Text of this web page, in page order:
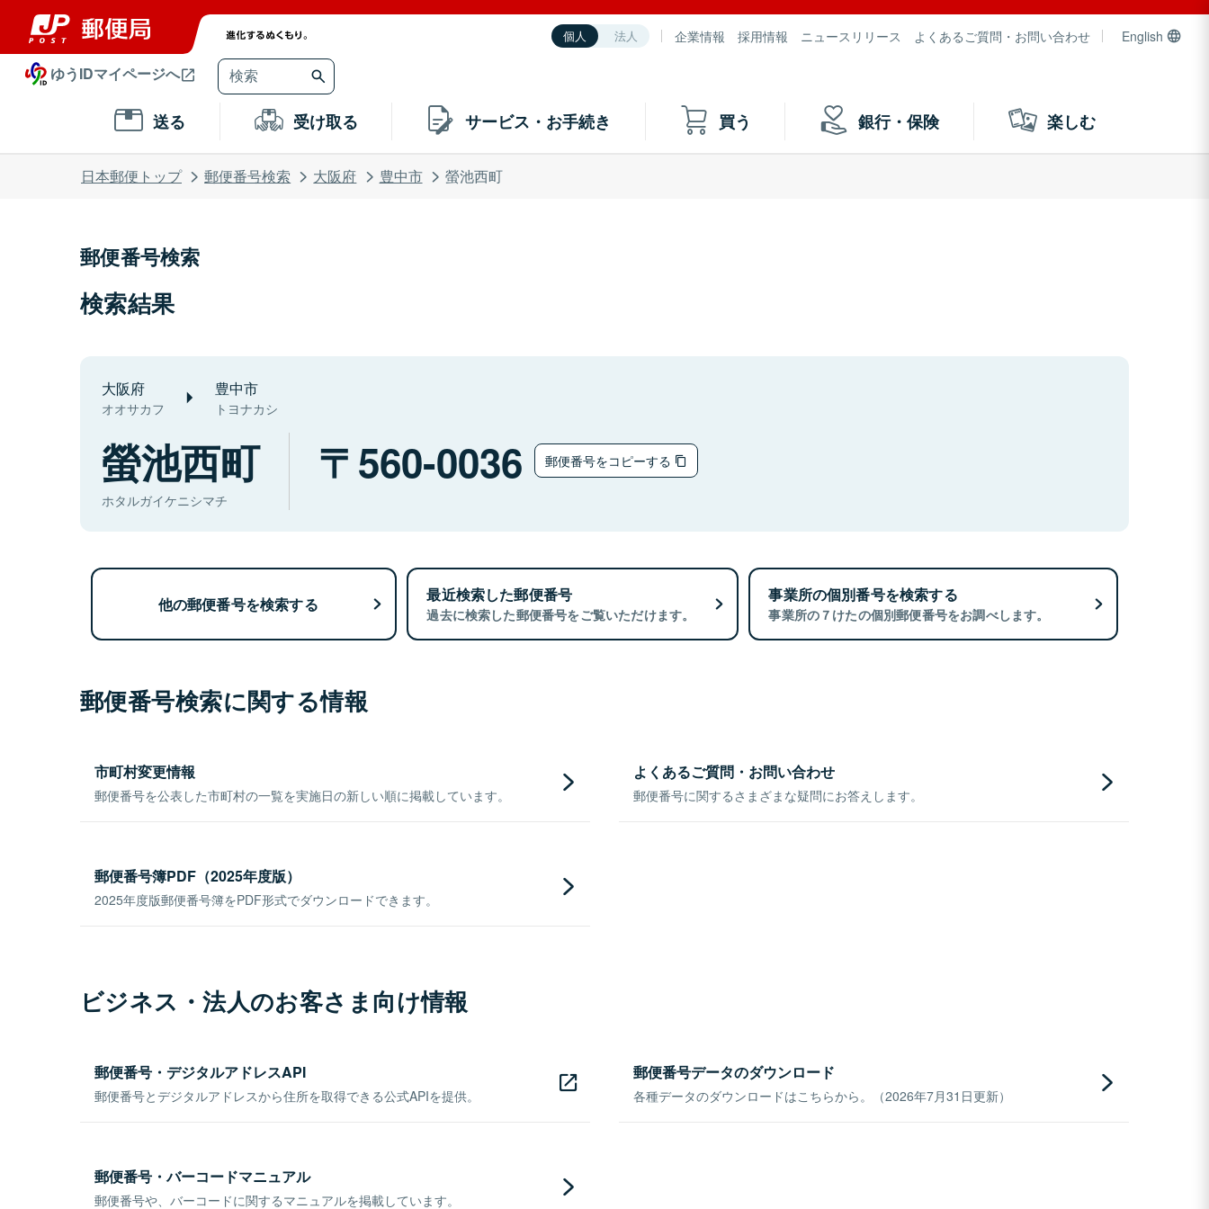
個人 法人 企業情報 採用情報 ニュースリリース よくあるご質問・お問い合わせ English
ゆうIDマイページへ
送る 受け取る サービス・お手続き 買う 銀行・保険 楽しむ
日本郵便トップ 郵便番号検索 大阪府 豊中市 螢池西町
郵便番号検索
検索結果
大阪府
オオサカフ
豊中市
トヨナカシ
螢池西町
ホタルガイケニシマチ
560-0036 郵便番号をコピーする
他の郵便番号を検索する 最近検索した郵便番号
過去に検索した郵便番号をご覧いただけます。
事業所の個別番号を検索する
事業所の７けたの個別郵便番号をお調べします。
郵便番号検索に関する情報
市町村変更情報
郵便番号を公表した市町村の一覧を実施日の新しい順に掲載しています。
よくあるご質問・お問い合わせ
郵便番号に関するさまざまな疑問にお答えします。
郵便番号簿PDF（2025年度版）
2025年度版郵便番号簿をPDF形式でダウンロードできます。
ビジネス・法人のお客さま向け情報
郵便番号・デジタルアドレスAPI
郵便番号とデジタルアドレスから住所を取得できる公式APIを提供。
郵便番号データのダウンロード
各種データのダウンロードはこちらから。（2026年7月31日更新）
郵便番号・バーコードマニュアル
郵便番号や、バーコードに関するマニュアルを掲載しています。